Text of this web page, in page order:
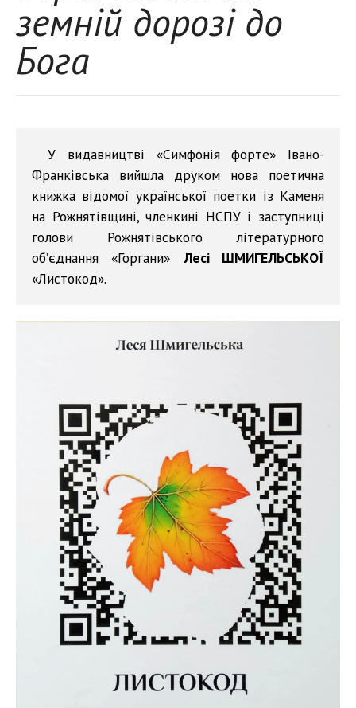
земній дорозі до
Бога
У видавництві «Симфонія форте» Івано-
Франківська вийшла друком нова поетична
книжка відомої української поетки із Каменя
на Рожнятівщині, членкині НСПУ і заступниці
голови Рожнятівського літературного
об’єднання «Горгани» Лесі ШМИГЕЛЬСЬКОЇ
«Листокод».